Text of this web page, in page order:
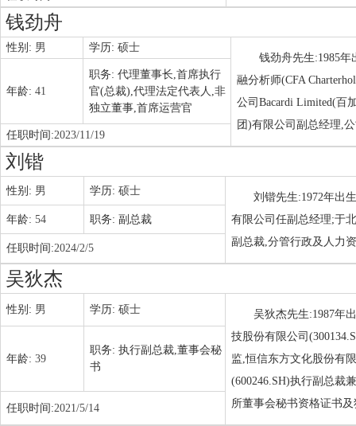
钱劲舟
性别: 男 学历: 硕士
钱劲舟先生:1985
融分析师(CFA
公司Bacardi Limited(百
团)有限公司副总经理,
年龄: 41
职务: 代理董事长,首席执行
官(总裁),代理法定代表人,非
独立董事,首席运营官
任职时间:2023/11/19
刘锴
性别: 男 学历: 硕士
刘锴先生:1972年出
有限公司任副总经理;于
副总裁,分管行政及人力
年龄: 54 职务: 副总裁
任职时间:2024/2/5
吴狄杰
性别: 男 学历: 硕士
吴狄杰先生:1987年
技股份有限公司
监,恒信东方文化股份有
(600246.SH)执行副总裁
所董事会秘书资格证书
年龄: 39
职务: 执行副总裁,董事会秘
书
任职时间:2021/5/14